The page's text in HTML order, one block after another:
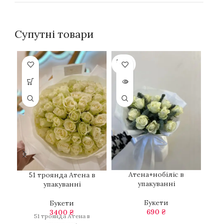
Супутні товари
51 троянда Атена в
упакуванні
Букети
3400₴
51 троянда Атена в
SOLD
OUT
Атена+нобіліс в
упакуванні
Букети
690 ₴